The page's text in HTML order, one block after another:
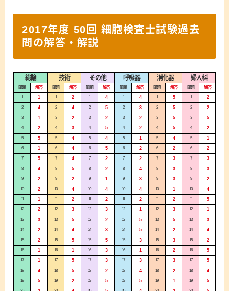
2017年度 50回 細胞検査士試験過去
問の解答・解説
総論 技術 その他 呼吸器 消化器 婦人科
問題 解答 問題 解答 問題 解答 問題 解答 問題 解答 問題 解答
1 1 1 2 1 4 1 4 1 5 1 2
2 4 2 4 2 5 2 3 2 5 2 2
3 1 3 2 3 2 3 2 3 5 3 5
4 2 4 3 4 5 4 2 4 5 4 2
5 5 5 4 5 4 5 1 5 4 5 1
6 1 6 4 6 5 6 2 6 2 6 2
7 5 7 4 7 2 7 2 7 3 7 3
8 4 8 5 8 2 8 4 8 3 8 3
9 2 9 2 9 1 9 3 9 3 9 2
10 2 10 4 10 4 10 4 10 1 10 4
11 1 11 2 11 2 11 2 11 2 11 5
12 2 12 3 12 3 12 1 12 3 12 1
13 3 13 5 13 2 13 5 13 5 13 3
14 2 14 4 14 3 14 5 14 2 14 4
15 2 15 5 15 5 15 3 15 3 15 2
16 1 16 1 16 3 16 1 16 2 16 5
17 1 17 5 17 3 17 3 17 3 17 5
18 4 18 5 18 2 18 4 18 2 18 4
19 5 19 2 19 5 19 5 19 1 19 5